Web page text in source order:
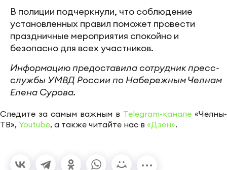
В полиции подчеркнули, что соблюдение
установленных правил поможет провести
праздничные мероприятия спокойно и
безопасно для всех участников.
Информацию предоставила сотрудник пресс-
службы УМВД России по Набережным Челнам
Елена Сурова.
Следите за самым важным в Telegram-канале «Челны-
ТВ», Youtube, а также читайте нас в «Дзен».